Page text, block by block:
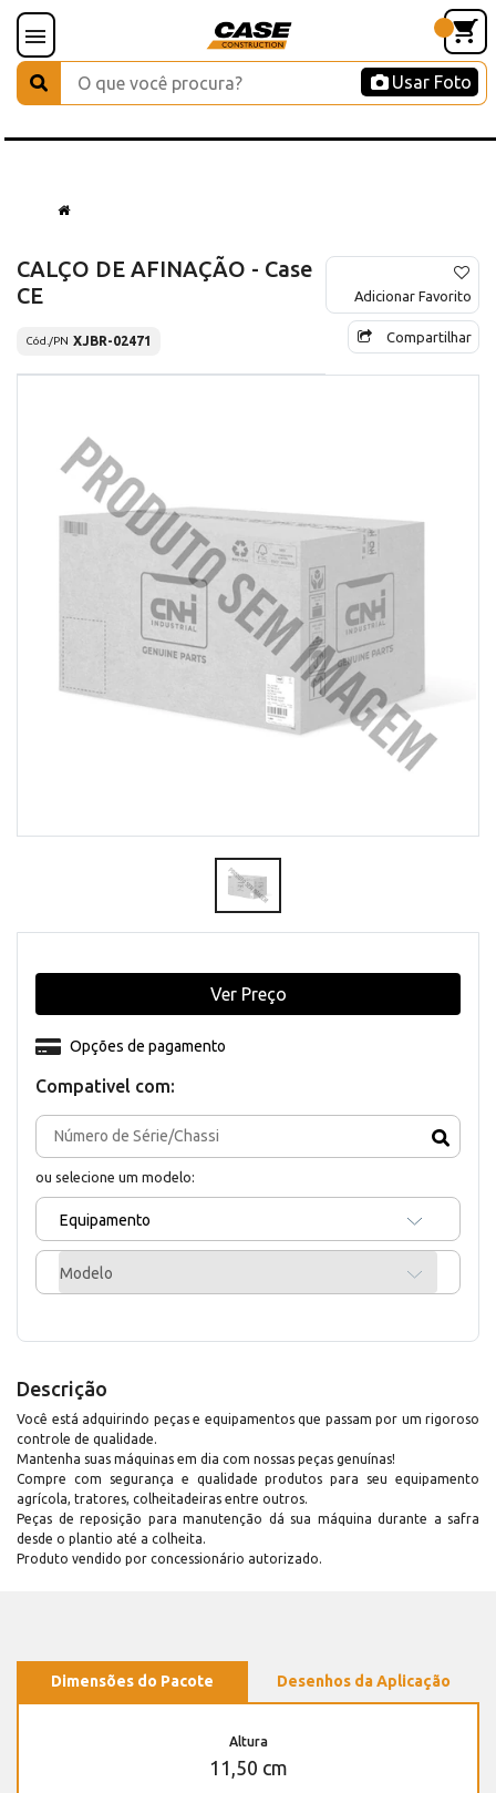
Usar Foto
CALÇO DE AFINAÇÃO - Case
CE
Cód./PN XJBR-02471
Adicionar Favorito
Compartilhar
Compativel com:
ou selecione um modelo:
Equipamento
Modelo
Opções de pagamento
Ver Preço
Descrição
Você está adquirindo peças e equipamentos que passam por um rigoroso
controle de qualidade.
Mantenha suas máquinas em dia com nossas peças genuínas!
Compre com segurança e qualidade produtos para seu equipamento
agrícola, tratores, colheitadeiras entre outros.
Peças de reposição para manutenção dá sua máquina durante a safra
desde o plantio até a colheita.
Produto vendido por concessionário autorizado.
Dimensões do Pacote Desenhos da Aplicação
Altura
11,50 cm